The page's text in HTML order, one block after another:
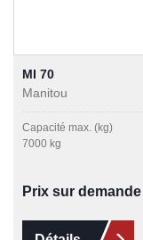
MI 70
Manitou
Capacité max. (kg)
7000 kg
Prix sur demande